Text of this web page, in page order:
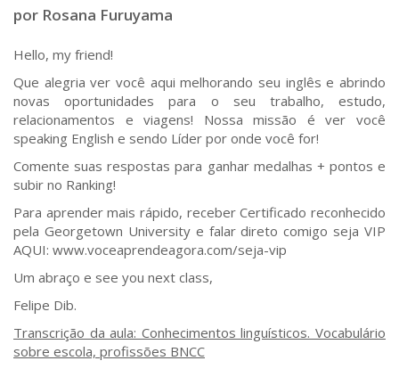
por Rosana Furuyama
Hello, my friend!
Que alegria ver você aqui melhorando seu inglês e abrindo
novas oportunidades para o seu trabalho, estudo,
relacionamentos e viagens! Nossa missão é ver você
speaking English e sendo Líder por onde você for!
Comente suas respostas para ganhar medalhas + pontos e
subir no Ranking!
Para aprender mais rápido, receber Certificado reconhecido
pela Georgetown University e falar direto comigo seja VIP
AQUI: www.voceaprendeagora.com/seja-vip
Um abraço e see you next class,
Felipe Dib.
Transcrição da aula: Conhecimentos linguísticos. Vocabulário
sobre escola, profissões BNCC